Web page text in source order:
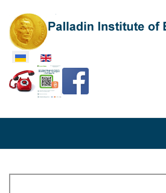
Оберіть свою мову